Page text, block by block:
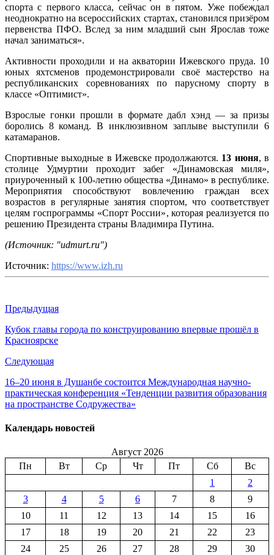
спорта с первого класса, сейчас он в пятом. Уже побеждал
неоднократно на всероссийских стартах, становился призёром
первенства ПФО. Вслед за ним младший сын Ярослав тоже
начал заниматься».
Активности проходили и на акватории Ижевского пруда. 10
юных яхтсменов продемонстрировали своё мастерство на
республиканских соревнованиях по парусному спорту в
классе «Оптимист».
Взрослые гонки прошли в формате дабл хэнд — за призы
боролись 8 команд. В инклюзивном заплыве выступили 6
катамаранов.
Спортивные выходные в Ижевске продолжаются. 13 июня, в
столице Удмуртии проходит забег «Динамовская миля»,
приуроченный к 100-летию общества «Динамо» в республике.
Мероприятия способствуют вовлечению граждан всех
возрастов в регулярные занятия спортом, что соответствует
целям госпрограммы «Спорт России», которая реализуется по
решению Президента страны Владимира Путина.
(Источник: "udmurt.ru")
Источник: https://www.izh.ru
Предыдущая
Кубок главы города по конструированию впервые прошёл в
Красноярске
Следующая
16–20 июня в Душанбе состоится Международная научно-
практическая конференция «Тенденции развития образования
на пространстве Содружества»
Календарь новостей
Август 2026
Пн
Вт Ср Чт Пт Сб
Вс
1
2
3
4 5 6 7 8
9
10
11 12 13 14 15
16
17
18 19 20 21 22
23
24
25 26 27 28 29
30